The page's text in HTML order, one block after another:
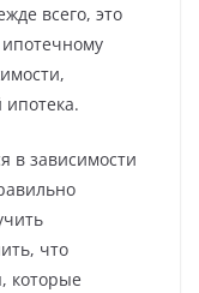
всего, это
в зависимости
что
которые